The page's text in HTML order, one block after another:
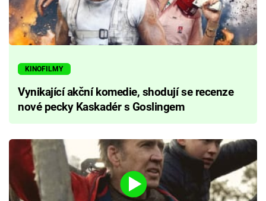
KINOFILMY
Vynikající akční komedie, shodují se recenze
nové pecky Kaskadér s Goslingem